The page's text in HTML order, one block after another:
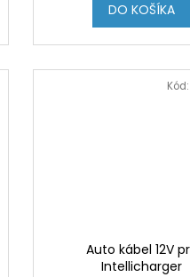
DO KOŠÍKA
Auto kábel 12V
Intellicharger